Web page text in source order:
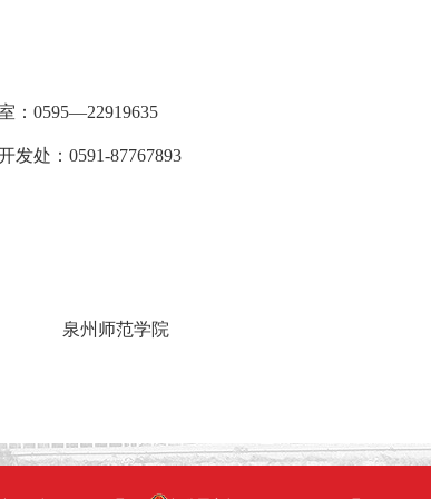
： 0595—22919635
发处： 0591-87767893
泉州师范学院